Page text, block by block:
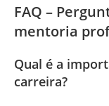
FAQ –
mentoria
Qual é a
carreira?